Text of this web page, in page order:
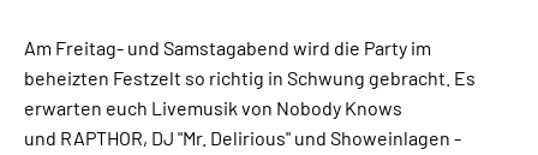
Am Freitag- und Samstagabend wird die Party im
beheizten Festzelt so richtig in Schwung gebracht. Es
erwarten euch Livemusik von Nobody Knows
und RAPTHOR, DJ "Mr. Delirious" und Showeinlagen -